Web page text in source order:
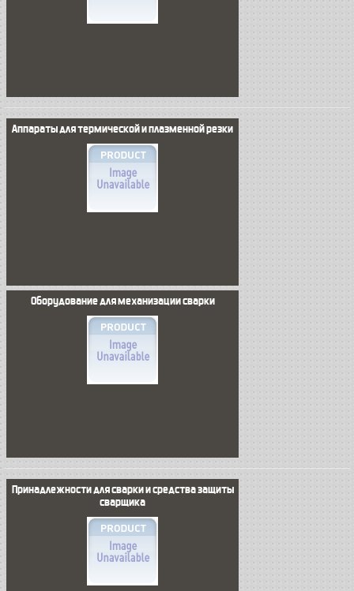
Аппараты для термической и плазменной резки
Оборудование для механизации сварки
Принадлежности для сварки и средства защиты
сварщика